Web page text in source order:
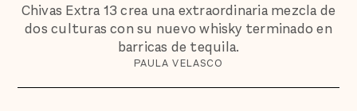
Chivas Extra 13 crea una extraordinaria mezcla de
dos culturas con su nuevo whisky terminado en
barricas de tequila.
PAULA VELASCO